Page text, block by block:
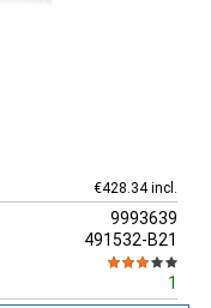
€428.34 incl.
9993639
491532-B21
1